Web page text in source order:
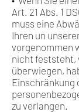
Art. 21 Abs. 1
muss eine
Ihren un
vorgenommen
nicht feststeht,
überwiegen,
Einschränkung
zu verlangen.